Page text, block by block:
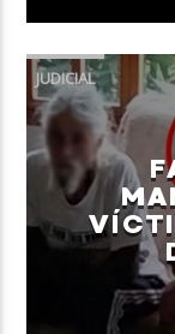
TÍTULO
ARTISTA
Neiva Estereo
JUDICIAL